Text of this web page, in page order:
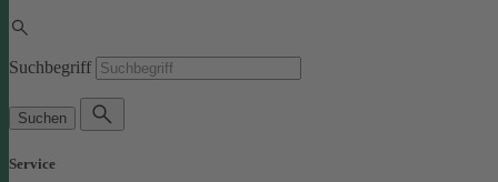
Suchbegriff
Suchen
Service